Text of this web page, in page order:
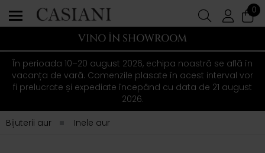
0
VINO ÎN SHOWROOM
În perioada 10–20 august 2026, echipa noastră se află în
vacanța de vară. Comenzile plasate în acest interval vor
fi prelucrate și expediate începând cu data de 21 august
2026.
Bijuterii aur
Inele aur